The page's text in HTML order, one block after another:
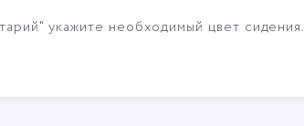
укажите необходимый цвет сидения.